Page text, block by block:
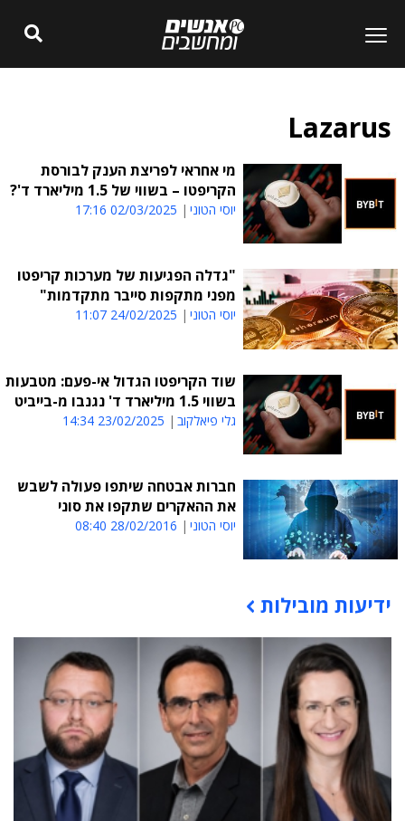
Lazarus
מי אחראי לפריצת הענק לבורסת
הקריפטו – בשווי של 1.5 מיליארד ד'?
יוסי הטוני 02/03/2025 17:16
"גדלה הפגיעות של מערכות קריפטו
מפני מתקפות סייבר מתקדמות"
יוסי הטוני 24/02/2025 11:07
שוד הקריפטו הגדול אי-פעם: מטבעות
בשווי 1.5 מיליארד ד' נגנבו מ-בייביט
גלי פיאלקוב 23/02/2025 14:34
חברות אבטחה שיתפו פעולה לשבש
את ההאקרים שתקפו את סוני
יוסי הטוני 28/02/2016 08:40
תוכן פרסומי
ידיעות מובילות